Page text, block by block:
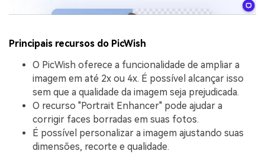
Principais recursos do PicWish
O PicWish oferece a funcionalidade de ampliar a
imagem em até 2x ou 4x. É possível alcançar isso
sem que a qualidade da imagem seja prejudicada.
O recurso "Portrait Enhancer" pode ajudar a
corrigir faces borradas em suas fotos.
É possível personalizar a imagem ajustando suas
dimensões, recorte e qualidade.